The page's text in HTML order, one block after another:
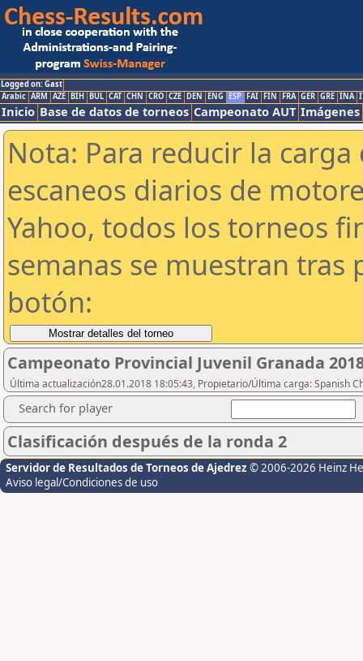
Logged on: Gast
Arabic ARM AZE BIH BUL CAT CHN CRO CZE DEN ENG ESP FAI FIN FRA GER GRE INA
Inicio Base de datos de torneos Campeonato AUT Imágenes
Nota: Para reducir la
escaneos diarios de
Yahoo, todos los torneos
semanas se muestran tras
botón:
Campeonato Provincial Juvenil Granada
Última actualización28.01.2018 18:05:43, Propietario/Última carga: Spanish
Search for player
Clasificación después de la ronda 2
Servidor de Resultados de Torneos de Ajedrez © 2006-2026 Heinz
Aviso legal/Condiciones de uso